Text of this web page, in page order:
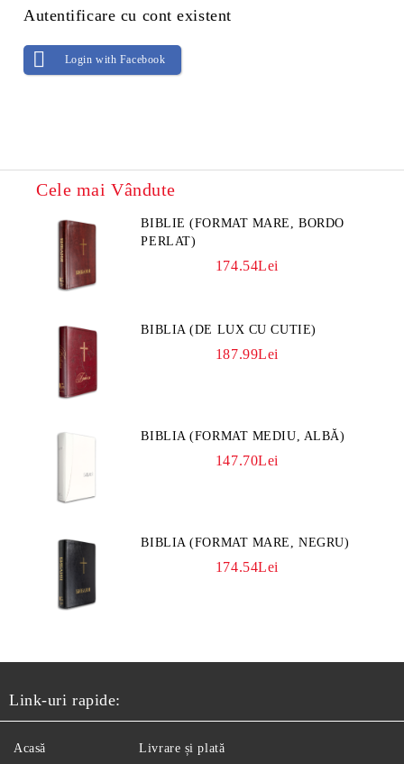
Autentificare cu cont existent
Login with Facebook
Cele mai Vândute
BIBLIE (FORMAT MARE, BORDO
PERLAT)
174.54Lei
BIBLIA (DE LUX CU CUTIE)
187.99Lei
BIBLIA (FORMAT MEDIU, ALBĂ)
147.70Lei
BIBLIA (FORMAT MARE, NEGRU)
174.54Lei
Link-uri rapide:
Acasă Livrare și plată